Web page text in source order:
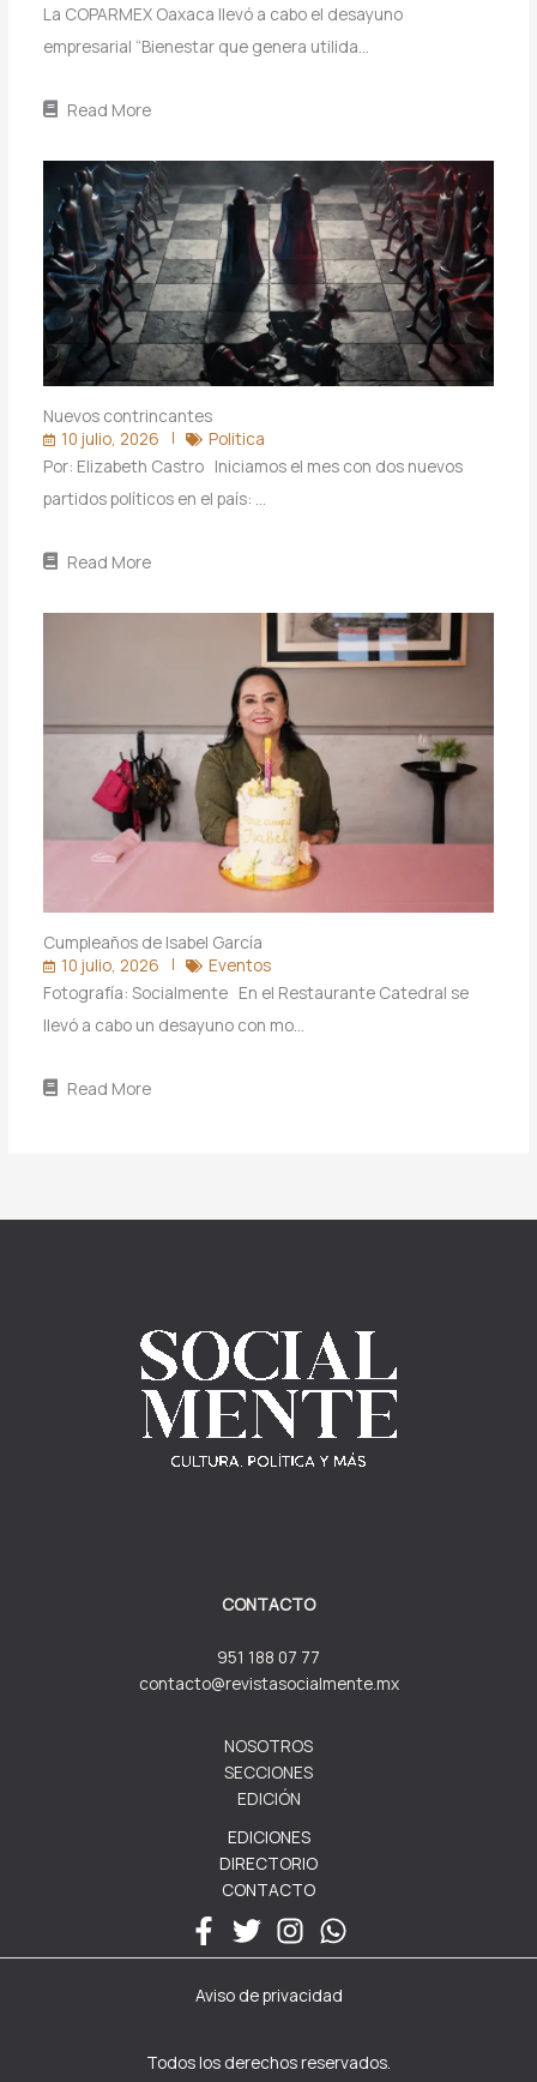
La COPARMEX Oaxaca llevó a cabo el desayuno
empresarial “Bienestar que genera utilida…
Read More
Nuevos contrincantes
10 julio, 2026
Politica
Por: Elizabeth Castro Iniciamos el mes con dos nuevos
partidos políticos en el país: …
Read More
Cumpleaños de Isabel García
10 julio, 2026
Eventos
Fotografía: Socialmente En el Restaurante Catedral se
llevó a cabo un desayuno con mo…
Read More
CONTACTO
951 188 07 77
contacto@revistasocialmente.mx
NOSOTROS
SECCIONES
EDICIÓN
EDICIONES
DIRECTORIO
CONTACTO
Aviso de privacidad
Todos los derechos reservados.